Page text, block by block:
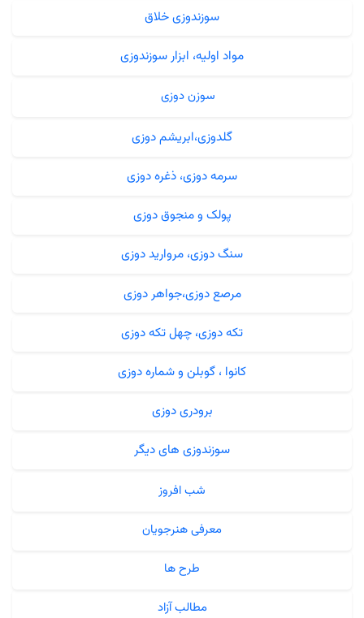
سوزندوزی خلاق
مواد اولیه، ابزار سوزندوزی
سوزن دوزی
گلدوزی،ابریشم دوزی
سرمه دوزی، ذغره دوزی
پولک و منجوق دوزی
سنگ دوزی، مروارید دوزی
مرصع دوزی،جواهر دوزی
تکه دوزی، چهل تکه دوزی
کانوا ، گوبلن و شماره دوزی
برودری دوزی
سوزندوزی های دیگر
شب افروز
معرفی هنرجویان
طرح ها
مطالب آزاد